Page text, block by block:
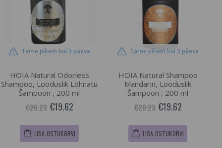
Tarne pikem kui 3 päeva
HOIA Natural Odorless
Shampoo, Looduslik Lõhnatu
Šampoon , 200 ml
€20.23 €19.62
LISA OSTUKORVI
Tarne pikem kui 3 päeva
HOIA Natural Shampoo
Mandarin, Looduslik
Šampoon , 200 ml
€20.23 €19.62
LISA OSTUKORVI